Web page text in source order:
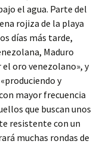
el agua. Parte del
rojiza de la playa
días más tarde,
Maduro
el oro venezolano», y
y
mayor frecuencia
que buscan unos
resistente con un
muchas rondas de